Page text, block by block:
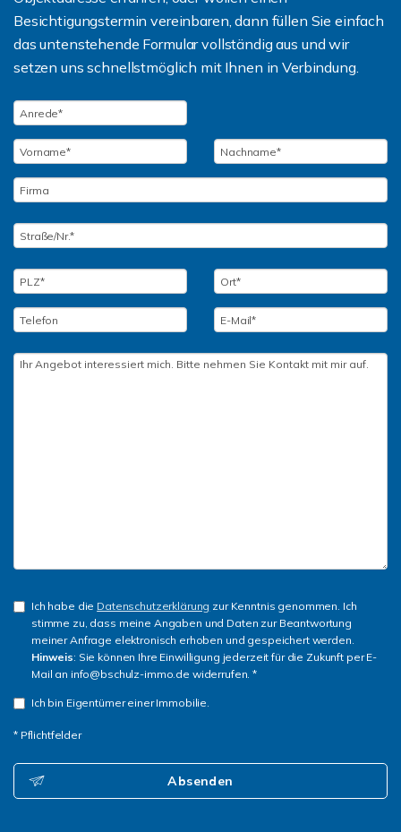
Besichtigungstermin vereinbaren, dann füllen Sie einfach
das untenstehende Formular vollständig aus und wir
setzen uns schnellstmöglich mit Ihnen in Verbindung.
Ich habe die Datenschutzerklärung zur Kenntnis genommen. Ich
stimme zu, dass meine Angaben und Daten zur Beantwortung
meiner Anfrage elektronisch erhoben und gespeichert werden.
Hinweis: Sie können Ihre Einwilligung jederzeit für die Zukunft per E-
Mail an info@bschulz-immo.de widerrufen. *
Ich bin Eigentümer einer Immobilie.
* Pflichtfelder
Absenden